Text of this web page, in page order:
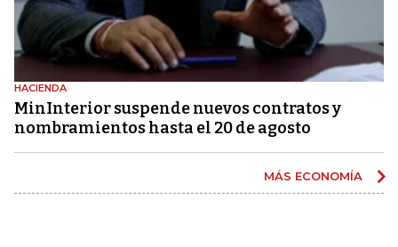
HACIENDA
MinInterior suspende nuevos contratos y
nombramientos hasta el 20 de agosto
MÁS ECONOMÍA